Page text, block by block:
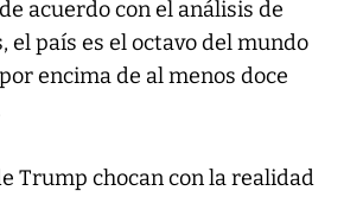
acuerdo con el análisis de
el país es el octavo del mundo
encima de al menos doce
Trump chocan con la realidad